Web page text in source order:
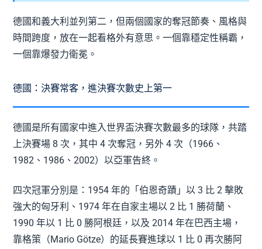
德國和義大利並列第二，但兩個國家的奪冠節奏、風格與
時間跨度，放在一起看格外有意思。一個靠穩定性稱霸，
一個靠爆發力衛冕。
德國：決賽常客，進決賽次數史上第一
德國是所有國家中進入世界盃決賽次數最多的球隊，共踏
上決賽場 8 次，其中 4 次奪冠，另外 4 次（1966、
1982、1986、2002）以亞軍告終。
四次冠軍分別是：1954 年的「伯恩奇蹟」以 3 比 2 擊敗
強大的匈牙利、1974 年在自家主場以 2 比 1 勝荷蘭、
1990 年以 1 比 0 勝阿根廷，以及 2014 年在巴西主場，
靠格策（Mario Götze）的延長賽進球以 1 比 0 再次勝阿